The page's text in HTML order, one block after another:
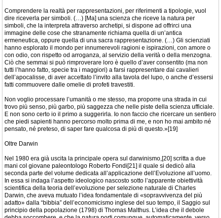
Comprendere la realtà per rappresentazioni, per riferimenti a tipologie, vuol
dire riceverla per simboli. (…) [Ma] una scienza che riceve la natura per
simboli, che la interpreta attraverso archetipi, si dispone ad offrirci una
immagine delle cose che stranamente richiama quella di un’antica
ermeneutica, oppure quella di una sacra rappresentazione. (…) Gli scienziati
hanno esplorato il mondo per innumerevoli ragioni e ispirazioni, con amore o
con odio, con rispetto od arroganza, al servizio della verità o della menzogna.
Ciò che semmai si può rimproverare loro è quello d’aver consentito (ma non
tutti l’hanno fatto, specie tra i maggiori) a farsi rappresentare dai cavalieri
dell’apocalisse, di aver accettato l’invito alla tavola del lupo, o anche d’essersi
fatti commuovere dalle omelie di profeti travestiti.
Non voglio processare l’umanità o me stesso, ma proporre una strada in cui
trovo più senso, più garbo, più saggezza che nelle piste della scienza ufficiale.
E non sono certo io il primo a suggerirla. Io non faccio che ricercare un sentiero
che piedi sapienti hanno percorso molto prima di me, e non ho mai ambito né
pensato, né preteso, di saper fare qualcosa di più di questo.»[19]
Oltre Darwin
Nel 1980 era già uscita la principale opera sul darwinismo,[20] scritta a due
mani col giovane paleontologo Roberto Fondi[21] il quale si dedicò alla
seconda parte del volume dedicata all’applicazione dell’Evoluzione all’uomo.
In essa si indaga l’aspetto ideologico nascosto sotto l’apparente obiettività
scientifica della teoria dell’evoluzione per selezione naturale di Charles
Darwin, che aveva mutuato l’idea fondamentale di «sopravvivenza del più
adatto» dalla “bibbia” dell’economicismo inglese del suo tempo, il Saggio sul
principio della popolazione (1798) di Thomas Malthus. L’idea che il debole